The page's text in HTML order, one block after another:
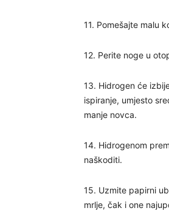
11. Pomešajte malu
12. Perite noge u
13. Hidrogen će
ispiranje, umjesto
manje novca.
14. Hidrogenom
naškoditi.
15. Uzmite papirni
mrlje, čak i one